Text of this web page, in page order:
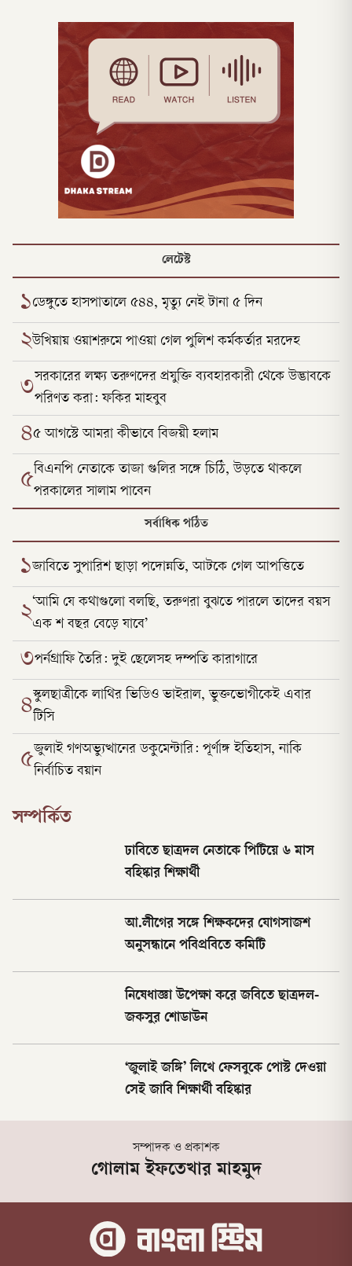
লেটেস্ট
১ডেঙ্গুতে হাসপাতালে ৫৪৪, মৃত্যু নেই টানা ৫ দিন
২উখিয়ায় ওয়াশরুমে পাওয়া গেল পুলিশ কর্মকর্তার মরদেহ
৩সরকারের লক্ষ্য তরুণদের প্রযুক্তি ব্যবহারকারী থেকে উদ্ভাবকে
পরিণত করা: ফকির মাহবুব
৪৫ আগস্টে আমরা কীভাবে বিজয়ী হলাম
৫বিএনপি নেতাকে তাজা গুলির সঙ্গে চিঠি, উড়তে থাকলে
পরকালের সালাম পাবেন
সর্বাধিক পঠিত
১জাবিতে সুপারিশ ছাড়া পদোন্নতি, আটকে গেল আপত্তিতে
২‘আমি যে কথাগুলো বলছি, তরুণরা বুঝতে পারলে তাদের বয়স
এক শ বছর বেড়ে যাবে’
৩পর্নগ্রাফি তৈরি: দুই ছেলেসহ দম্পতি কারাগারে
৪স্কুলছাত্রীকে লাথির ভিডিও ভাইরাল, ভুক্তভোগীকেই এবার
টিসি
৫জুলাই গণঅভ্যুত্থানের ডকুমেন্টারি: পূর্ণাঙ্গ ইতিহাস, নাকি
নির্বাচিত বয়ান
সম্পর্কিত
ঢাবিতে ছাত্রদল নেতাকে পিটিয়ে ৬ মাস
বহিষ্কার শিক্ষার্থী
আ.লীগের সঙ্গে শিক্ষকদের যোগসাজশ
অনুসন্ধানে পবিপ্রবিতে কমিটি
নিষেধাজ্ঞা উপেক্ষা করে জবিতে ছাত্রদল-
জকসুর শোডাউন
‘জুলাই জঙ্গি’ লিখে ফেসবুকে পোস্ট দেওয়া
সেই জাবি শিক্ষার্থী বহিষ্কার
সম্পাদক ও প্রকাশক
গোলাম ইফতেখার মাহমুদ